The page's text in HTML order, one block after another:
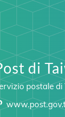
di
postale